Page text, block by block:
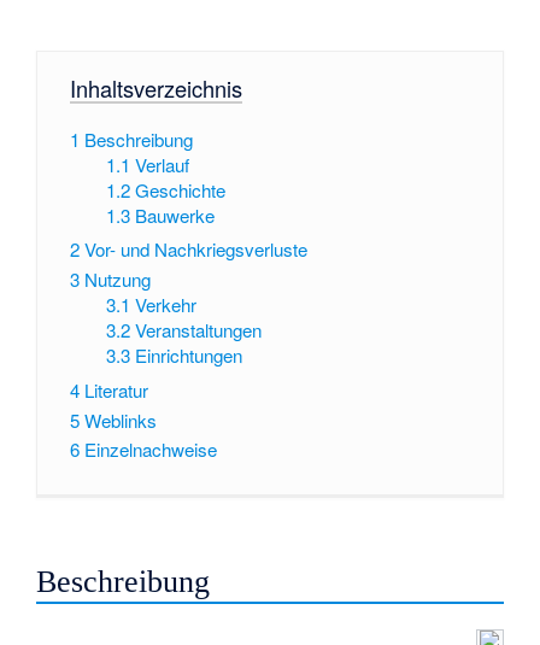
Inhaltsverzeichnis
1 Beschreibung
1.1 Verlauf
1.2 Geschichte
1.3 Bauwerke
2Vor- und Nachkriegsverluste
3 Nutzung
3.1 Verkehr
3.2 Veranstaltungen
3.3 Einrichtungen
4 Literatur
5Weblinks
6 Einzelnachweise
Beschreibung